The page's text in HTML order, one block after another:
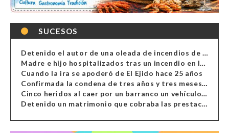
SUCESOS
Detenido el autor de una oleada de incendios de contenedores en Almería
Madre e hijo hospitalizados tras un incendio en la cocina de una vivienda en Almería
Cuando la ira se apoderó de El Ejido hace 25 años
Confirmada la condena de tres años y tres meses al hombre de Antas acusado de xenofobia
Cinco heridos al caer por un barranco un vehículo en Alcolea
Detenido un matrimonio que cobraba las prestaciones de ilegales en Almería, Granada, Málaga, Huelva y Murcia